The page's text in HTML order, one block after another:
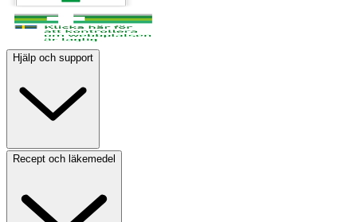
Hjälp och support
Recept och läkemedel